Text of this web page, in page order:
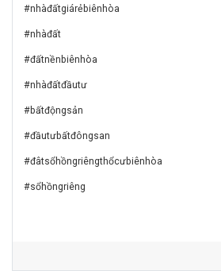
#nhàđấtgiárẻbiênhòa
#nhàđất
#đấtnềnbiênhòa
#nhàđấtđầutư
#bấtđộngsản
#đầutưbấtđôngsan
#đâtsổhồngriêngthổcưbiênhòa
#sổhồngriêng